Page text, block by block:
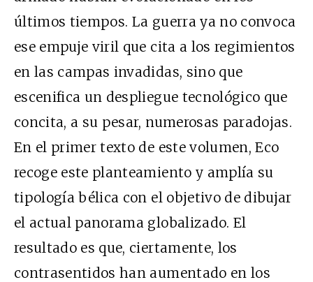
últimos tiempos. La guerra ya no convoca
ese empuje viril que cita a los regimientos
en las campas invadidas, sino que
escenifica un despliegue tecnológico que
concita, a su pesar, numerosas paradojas.
En el primer texto de este volumen, Eco
recoge este planteamiento y amplía su
tipología bélica con el objetivo de dibujar
el actual panorama globalizado. El
resultado es que, ciertamente, los
contrasentidos han aumentado en los